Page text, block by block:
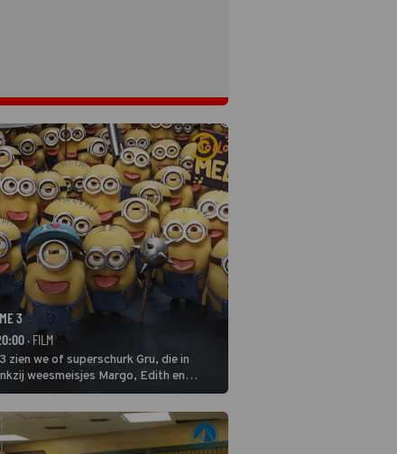
3
· FILM
zien we of superschurk Gru, die in
weesmeisjes Margo, Edith en
naar het rechte pad maakte, ook op